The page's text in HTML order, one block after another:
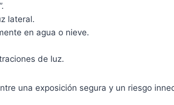
lateral.
en agua o nieve.
de luz.
una exposición segura y un riesgo